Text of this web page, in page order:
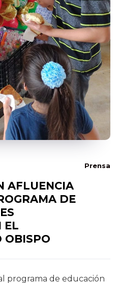
Prensa
AFLUENCIA
DE
EL
OBISPO
programa de educación